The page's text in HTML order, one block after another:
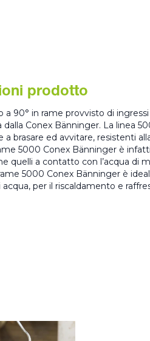
prodotto
a 90° in rame provvisto di
dalla Conex Bänninger. La linea
a brasare ed avvitare, resistenti
5000 Conex Bänninger è
quelli a contatto con l’acqua di
5000 Conex Bänninger è
per il riscaldamento e